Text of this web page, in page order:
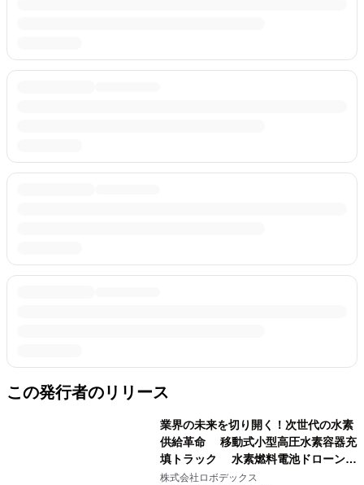
この発行者のリリース
業界の未来を切り開く！次世代の水素
供給革命 移動式小型高圧水素容器充
填トラック 水素燃料電池ドローンを
支える新技術Japan Drone 2025で披
株式会社ロボデックス